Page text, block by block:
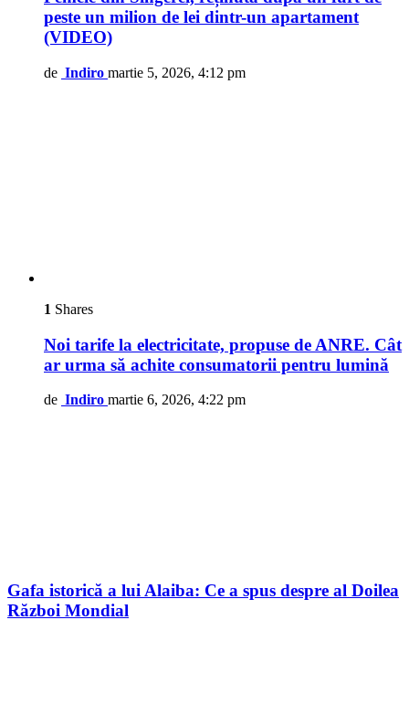
peste un milion de lei dintr-un apartament
(VIDEO)
de Indiro martie 5, 2026, 4:12 pm
1 Shares
Noi tarife la electricitate, propuse de ANRE. Cât
ar urma să achite consumatorii pentru lumină
de Indiro martie 6, 2026, 4:22 pm
Gafa istorică a lui Alaiba: Ce a spus despre al Doilea
Război Mondial